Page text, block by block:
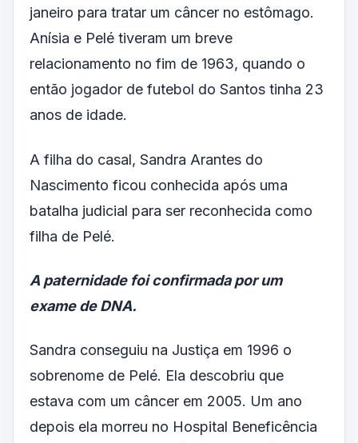
janeiro para tratar um câncer no estômago.
Anísia e Pelé tiveram um breve
relacionamento no fim de 1963, quando o
então jogador de futebol do Santos tinha 23
anos de idade.
A filha do casal, Sandra Arantes do
Nascimento ficou conhecida após uma
batalha judicial para ser reconhecida como
filha de Pelé.
A paternidade foi confirmada por um
exame de DNA.
Sandra conseguiu na Justiça em 1996 o
sobrenome de Pelé. Ela descobriu que
estava com um câncer em 2005. Um ano
depois ela morreu no Hospital Beneficência